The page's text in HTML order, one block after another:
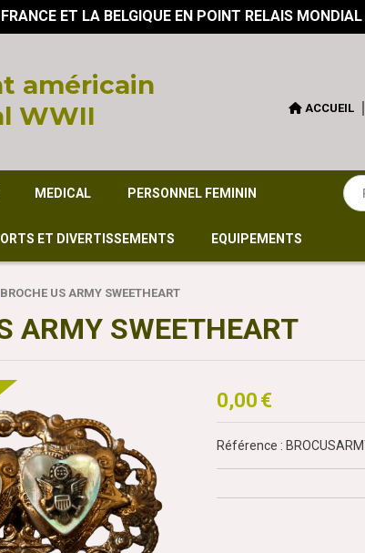
ET LA BELGIQUE EN POINT RELAIS
américain
WWII
ACCUEIL
MEDICAL PERSONNEL FEMININ
ET DIVERTISSEMENTS EQUIPEMENTS
BROCHE US ARMY SWEETHEART
ARMY SWEETHEART
0,00 €
Référence :